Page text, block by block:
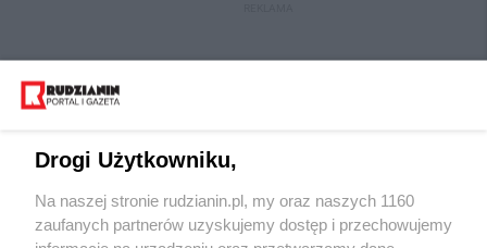
Wydawca mediów lokalnych
Drogi Użytkowniku,
Na naszej stronie rudzianin.pl, my oraz naszych 1160
zaufanych partnerów uzyskujemy dostęp i przechowujemy